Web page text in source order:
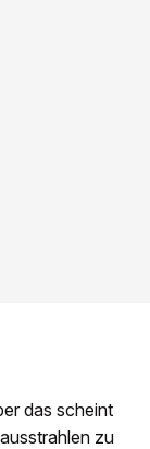
das scheint
zu